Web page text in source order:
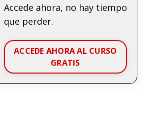
Accede ahora, no hay tiempo
que perder.
ACCEDE AHORA AL CURSO
GRATIS